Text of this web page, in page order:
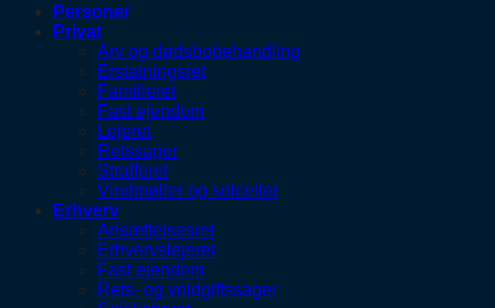
Personer
Privat
Arv og dødsbobehandling
Erstatningsret
Familieret
Fast ejendom
Lejeret
Retssager
Strafferet
Vindmøller og solceller
Erhverv
Ansættelsesret
Erhvervslejeret
Fast ejendom
Rets- og voldgiftssager